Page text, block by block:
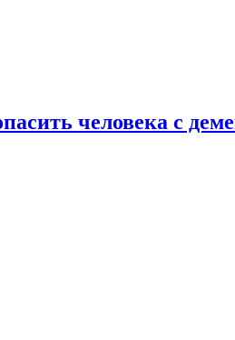
человека с